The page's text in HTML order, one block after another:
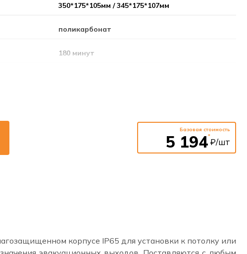
350*175*105мм / 345*175*107мм
поликарбонат
180 минут
Базовая стоимость
5 194*
₽/шт
корпусе IP65 для установки к потолку или